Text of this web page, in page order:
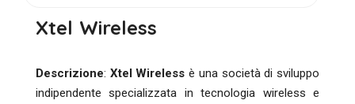
Xtel Wireless
Descrizione: Xtel Wireless è una società di sviluppo
indipendente specializzata in tecnologia wireless e